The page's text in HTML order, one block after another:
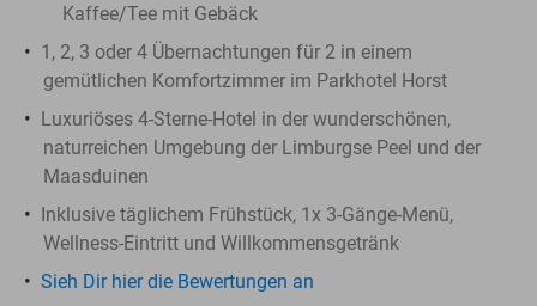
Kaffee/Tee mit Gebäck
1, 2, 3 oder 4 Übernachtungen für 2 in einem
gemütlichen Komfortzimmer im Parkhotel Horst
Luxuriöses 4-Sterne-Hotel in der wunderschönen,
naturreichen Umgebung der Limburgse Peel und der
Maasduinen
Inklusive täglichem Frühstück, 1x 3-Gänge-Menü,
Wellness-Eintritt und Willkommensgetränk
Sieh Dir hier die Bewertungen an